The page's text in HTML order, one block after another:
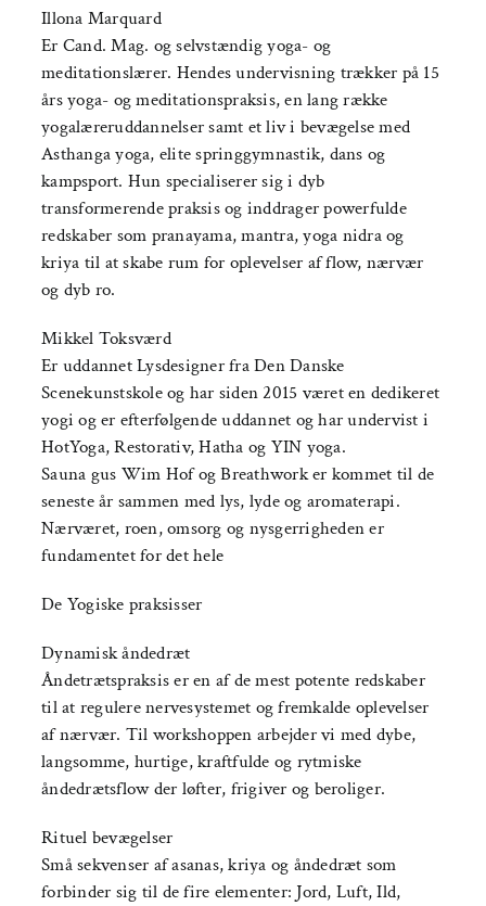
Illona Marquard
Er Cand. Mag. og selvstændig yoga- og
meditationslærer. Hendes undervisning trækker på 15
års yoga- og meditationspraksis, en lang række
yogalæreruddannelser samt et liv i bevægelse med
Asthanga yoga, elite springgymnastik, dans og
kampsport. Hun specialiserer sig i dyb
transformerende praksis og inddrager powerfulde
redskaber som pranayama, mantra, yoga nidra og
kriya til at skabe rum for oplevelser af flow, nærvær
og dyb ro.
Mikkel Toksværd
Er uddannet Lysdesigner fra Den Danske
Scenekunstskole og har siden 2015 været en dedikeret
yogi og er efterfølgende uddannet og har undervist i
HotYoga, Restorativ, Hatha og YIN yoga.
Sauna gus Wim Hof og Breathwork er kommet til de
seneste år sammen med lys, lyde og aromaterapi.
Nærværet, roen, omsorg og nysgerrigheden er
fundamentet for det hele
De Yogiske praksisser
Dynamisk åndedræt
Åndetrætspraksis er en af de mest potente redskaber
til at regulere nervesystemet og fremkalde oplevelser
af nærvær. Til workshoppen arbejder vi med dybe,
langsomme, hurtige, kraftfulde og rytmiske
åndedrætsflow der løfter, frigiver og beroliger.
Rituel bevægelser
Små sekvenser af asanas, kriya og åndedræt som
forbinder sig til de fire elementer: Jord, Luft, Ild,